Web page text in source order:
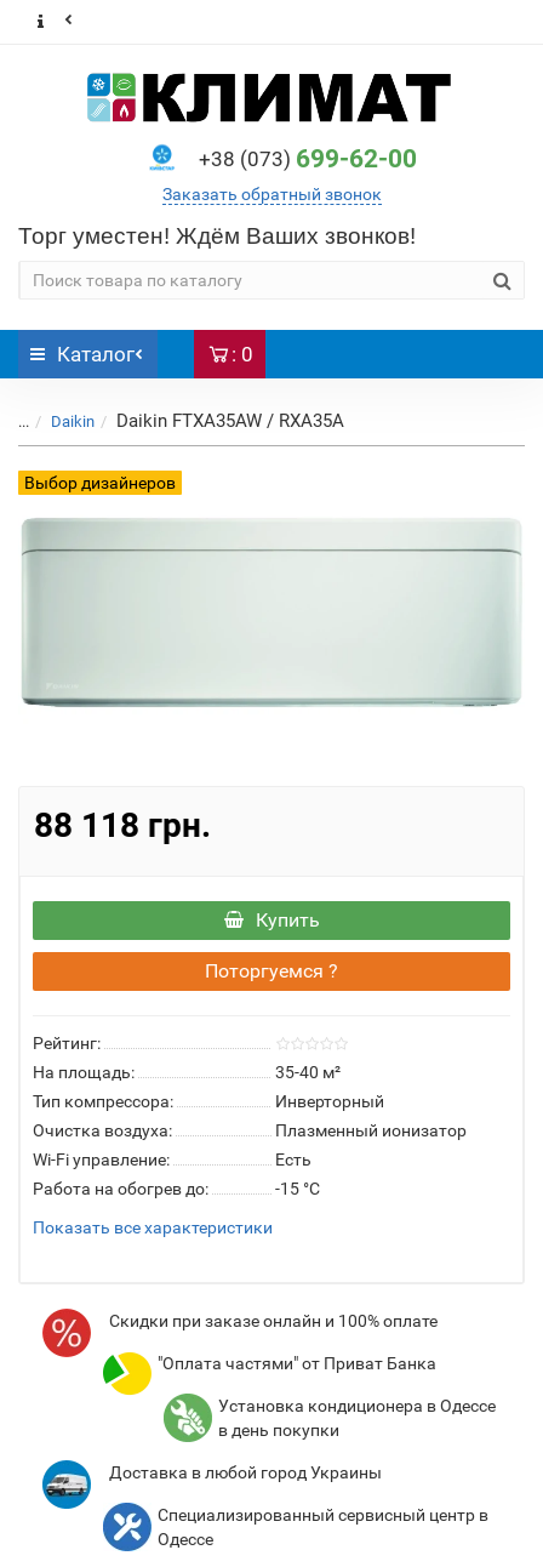
+38 (073) 699-62-00
Заказать обратный звонок
Торг уместен! Ждём Ваших звонков!
Каталог : 0
... Daikin Daikin FTXA35AW / RXA35A
Выбор дизайнеров
88 118 грн.
Купить
Поторгуемся ?
Рейтинг:
На площадь:
35-40 м²
Тип компрессора:
Инверторный
Очистка воздуха:
Плазменный ионизатор
Wi-Fi управление:
Есть
Работа на обогрев до:
-15 °C
Показать все характеристики
Cкидки при заказе онлайн и 100% оплате
"Оплата частями" от Приват Банка
Установка кондиционера в Одессе
в день покупки
Доставка в любой город Украины
Специализированный сервисный центр в
Одессе